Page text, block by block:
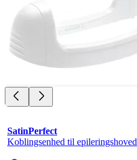
SatinPerfect
Koblingsenhed til epileringshoved